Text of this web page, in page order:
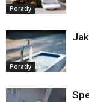
Porady
Porady